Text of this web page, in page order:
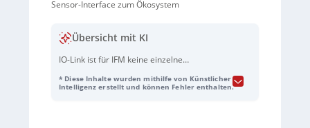
Sensor-Interface zum Ökosystem
Übersicht mit KI
IO-Link ist für IFM keine einzelne
Fundament: Möglichst alle technisch
* Diese Inhalte wurden mithilfe von Künstlicher
Intelligenz erstellt und können Fehler enthalten.